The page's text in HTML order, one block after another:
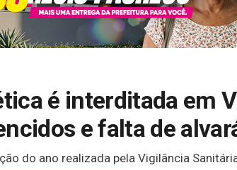
é interditada em
e falta de
do ano realizada pela Vigilância